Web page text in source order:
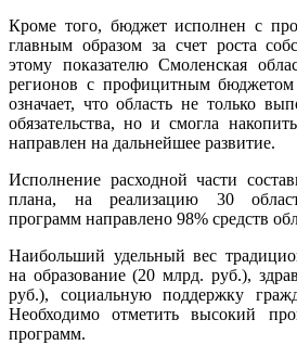
Кроме того, бюджет исполнен с
главным образом за счет роста
этому показателю Смоленская
регионов с профицитным
означает, что область не только
обязательства, но и смогла
направлен на дальнейшее развитие.
Исполнение расходной части
плана, на реализацию 30
программ направлено 98% средств
Наибольший удельный вес
на образование (20 млрд. руб.),
руб.), социальную поддержку
Необходимо отметить высокий
программ.